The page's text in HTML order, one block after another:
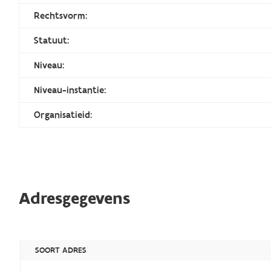
Rechtsvorm:
Statuut:
Niveau:
Niveau-instantie:
Organisatieid:
Adresgegevens
SOORT ADRES